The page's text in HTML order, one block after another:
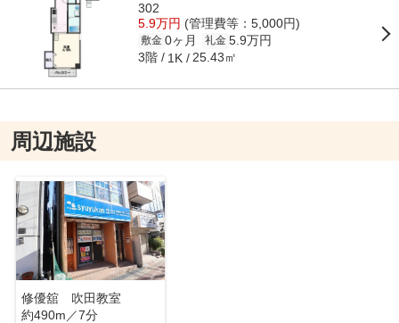
302
5.9万円 (管理費等：5,000円)
敷金 0ヶ月 礼金 5.9万円
3階 1K 25.43㎡
周辺施設
修優舘 吹田教室
約490m／7分